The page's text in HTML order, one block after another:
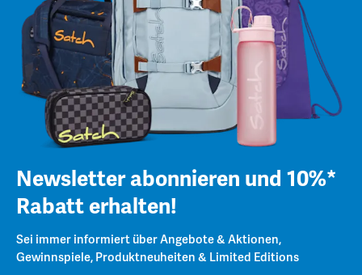
Newsletter abonnieren und 10%*
Rabatt erhalten!
Sei immer informiert über Angebote & Aktionen,
Gewinnspiele, Produktneuheiten & Limited Editions